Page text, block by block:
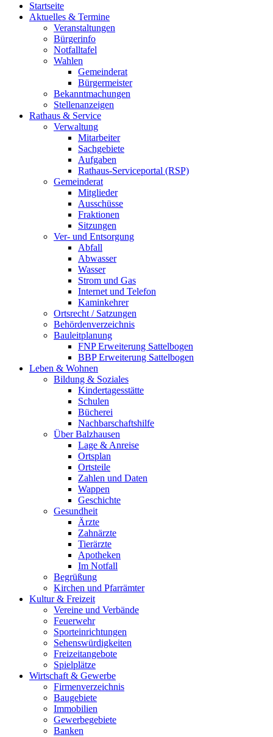
Startseite
Aktuelles & Termine
Veranstaltungen
Bürgerinfo
Notfalltafel
Wahlen
Gemeinderat
Bürgermeister
Bekanntmachungen
Stellenanzeigen
Rathaus & Service
Verwaltung
Mitarbeiter
Sachgebiete
Aufgaben
Rathaus-Serviceportal (RSP)
Gemeinderat
Mitglieder
Ausschüsse
Fraktionen
Sitzungen
Ver- und Entsorgung
Abfall
Abwasser
Wasser
Strom und Gas
Internet und Telefon
Kaminkehrer
Ortsrecht / Satzungen
Behördenverzeichnis
Bauleitplanung
FNP Erweiterung Sattelbogen
BBP Erweiterung Sattelbogen
Leben & Wohnen
Bildung & Soziales
Kindertagesstätte
Schulen
Bücherei
Nachbarschaftshilfe
Über Balzhausen
Lage & Anreise
Ortsplan
Ortsteile
Zahlen und Daten
Wappen
Geschichte
Gesundheit
Ärzte
Zahnärzte
Tierärzte
Apotheken
Im Notfall
Begrüßung
Kirchen und Pfarrämter
Kultur & Freizeit
Vereine und Verbände
Feuerwehr
Sporteinrichtungen
Sehenswürdigkeiten
Freizeitangebote
Spielplätze
Wirtschaft & Gewerbe
Firmenverzeichnis
Baugebiete
Immobilien
Gewerbegebiete
Banken